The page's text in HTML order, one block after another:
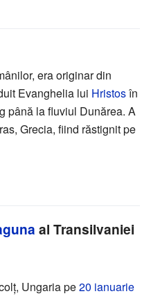
era originar din
Evanghelia lui Hristosîn
până la fluviul Dunărea. A
Grecia, fiind răstignit pe
al Transilvaniei
Ungaria pe20 ianuarie